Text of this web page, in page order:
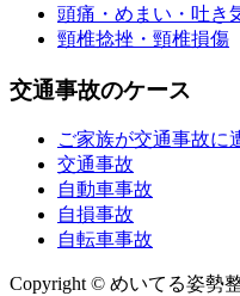
頭痛・めまい・吐き
頸椎捻挫・頸椎損傷
交通事故のケース
ご家族が交通事故に
交通事故
自動車事故
自損事故
自転車事故
Copyright © めいてる姿勢